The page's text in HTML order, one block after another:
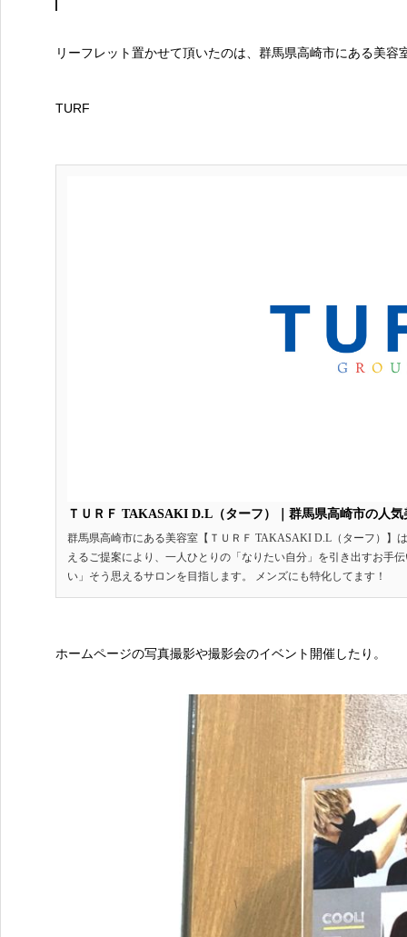
リーフレット置かせて頂いたのは、群馬県高崎市にある美容
TURF
ＴＵＲＦ TAKASAKI D.L（ターフ）｜群馬県高崎市の人
群馬県高崎市にある美容室【ＴＵＲＦ TAKASAKI D.L（ターフ）】
えるご提案により、一人ひとりの「なりたい自分」を引き出すお手
い」そう思えるサロンを目指します。 メンズにも特化してます！
ホームページの写真撮影や撮影会のイベント開催したり。